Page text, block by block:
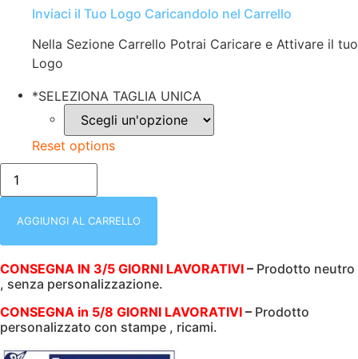
Inviaci il Tuo Logo Caricandolo nel Carrello
Nella Sezione Carrello Potrai Caricare e Attivare il tuo
Logo
*SELEZIONA TAGLIA UNICA
Reset options
BANDANA
TAGLIA
REGOLAZIONE
|
100%
COTONE
|
ISACCO
124950
PEPPER
AGGIUNGI AL CARRELLO
CONSEGNA IN 3/5 GIORNI LAVORATIVI – Prodotto neutro
, senza personalizzazione.
CONSEGNA in 5/8 GIORNI LAVORATIVI – Prodotto
personalizzato con stampe , ricami.